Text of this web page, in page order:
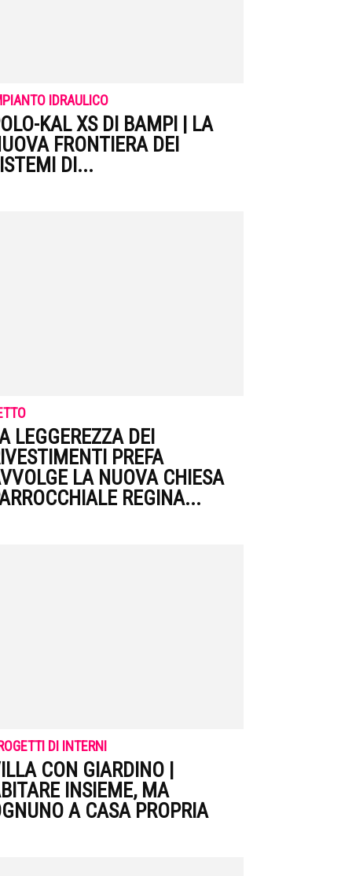
IDRAULICO
KAL XS DI BAMPI | LA
FRONTIERA DEI
DI...
LEGGEREZZA DEI
PREFA
LA NUOVA CHIESA
REGINA...
DI INTERNI
CON GIARDINO |
INSIEME, MA
A CASA PROPRIA